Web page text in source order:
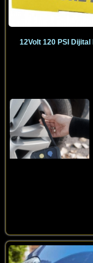
12Volt 120 PSI